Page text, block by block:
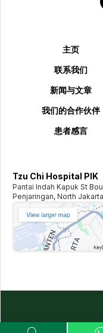
主页
联系我们
新闻与文章
我们的合作伙伴
患者感言
Tzu Chi Hospital PIK
Pantai Indah Kapuk St
Penjaringan, North
TZU CHI